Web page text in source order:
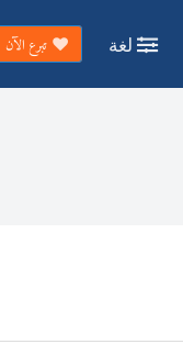
لغة تبرع الآن